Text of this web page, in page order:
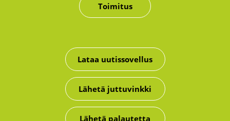
Toimitus
Lataa uutissovellus
Lähetä juttuvinkki
Lähetä palautetta